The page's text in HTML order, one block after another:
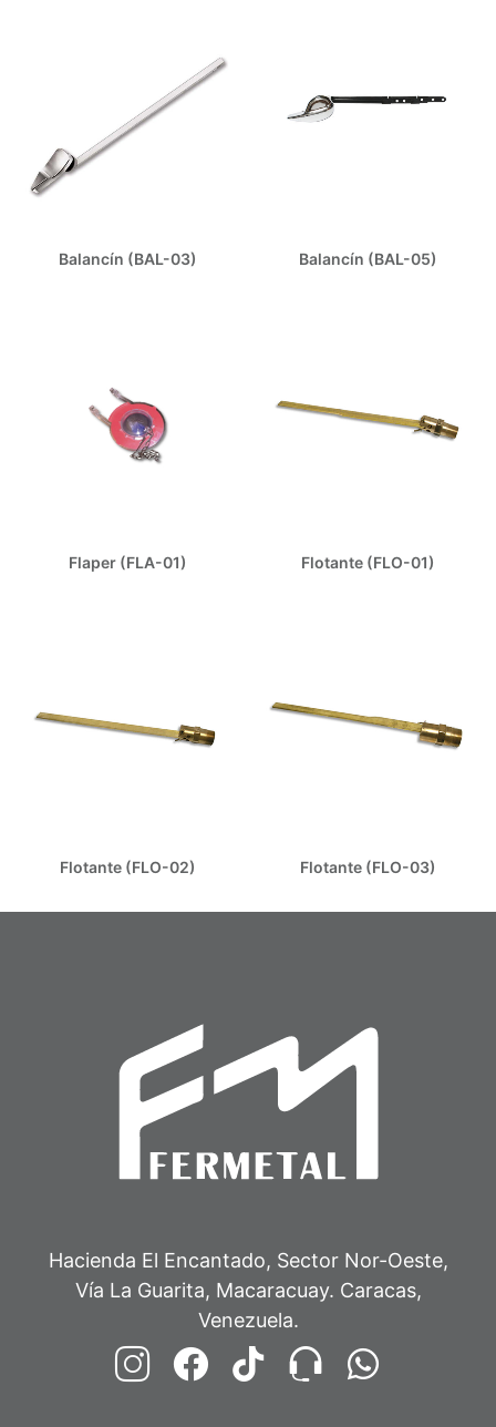
Balancín (BAL-03) Balancín (BAL-05)
Flaper (FLA-01) Flotante (FLO-01)
Flotante (FLO-02) Flotante (FLO-03)
Hacienda El Encantado, Sector Nor-Oeste,
Vía La Guarita, Macaracuay. Caracas,
Venezuela.